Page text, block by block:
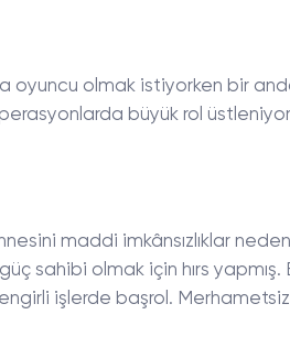
oyuncu olmak istiyorken bir
büyük rol
maddi imkânsızlıklar
sahibi olmak için hırs yapmış.
işlerde başrol.